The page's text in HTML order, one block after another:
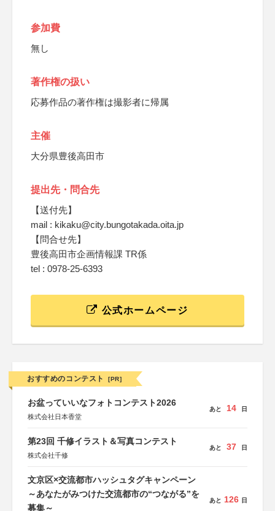
参加費
無し
著作権の扱い
応募作品の著作権は撮影者に帰属
主催
大分県豊後高田市
提出先・問合先
【送付先】
mail : kikaku@city.bungotakada.oita.jp
【問合せ先】
豊後高田市企画情報課 TR係
tel : 0978-25-6393
公式ホームページ
おすすめのコンテスト [PR]
お盆っていいなフォトコンテスト2026
株式会社日本香堂
あと 14 日
第23回 千修イラスト＆写真コンテスト
株式会社千修
あと 37 日
文京区×交流都市ハッシュタグキャンペーン
～あなたがみつけた交流都市の“つながる”を
募集～
あと 126 日